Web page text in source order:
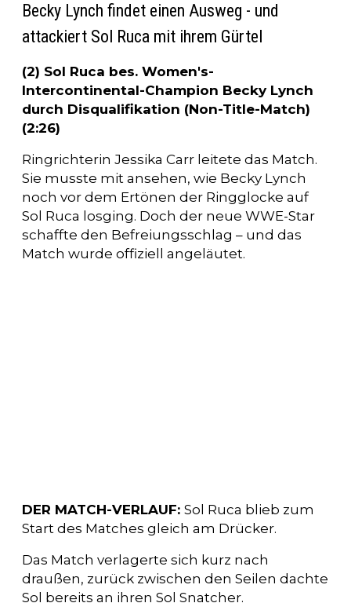
Becky Lynch findet einen Ausweg - und
attackiert Sol Ruca mit ihrem Gürtel
(2) Sol Ruca bes. Women's-
Intercontinental-Champion Becky Lynch
durch Disqualifikation (Non-Title-Match)
(2:26)
Ringrichterin Jessika Carr leitete das Match.
Sie musste mit ansehen, wie Becky Lynch
noch vor dem Ertönen der Ringglocke auf
Sol Ruca losging. Doch der neue WWE-Star
schaffte den Befreiungsschlag – und das
Match wurde offiziell angeläutet.
DER MATCH-VERLAUF: Sol Ruca blieb zum
Start des Matches gleich am Drücker.
Das Match verlagerte sich kurz nach
draußen, zurück zwischen den Seilen dachte
Sol bereits an ihren Sol Snatcher.